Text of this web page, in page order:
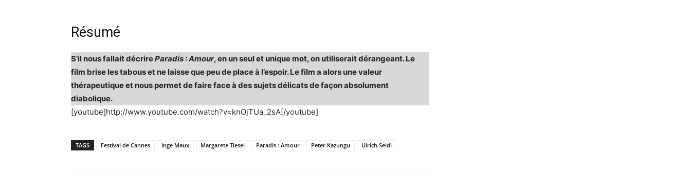
Résumé
S’il nous fallait décrireParadis : Amour, en un seul et unique mot, on utiliserait dérangeant. Le
film brise les tabous et ne laisse que peu de place à l’espoir. Le film a alors une valeur
thérapeutique et nous permet de faire face à des sujets délicats de façon absolument
diabolique.
[youtube]http://www.youtube.com/watch?v=knOjTUa_2sA[/youtube]
TAGS Festival de Cannes Inge Maux Margarete Tiesel Paradis : Amour Peter Kazungu Ulrich Seidl